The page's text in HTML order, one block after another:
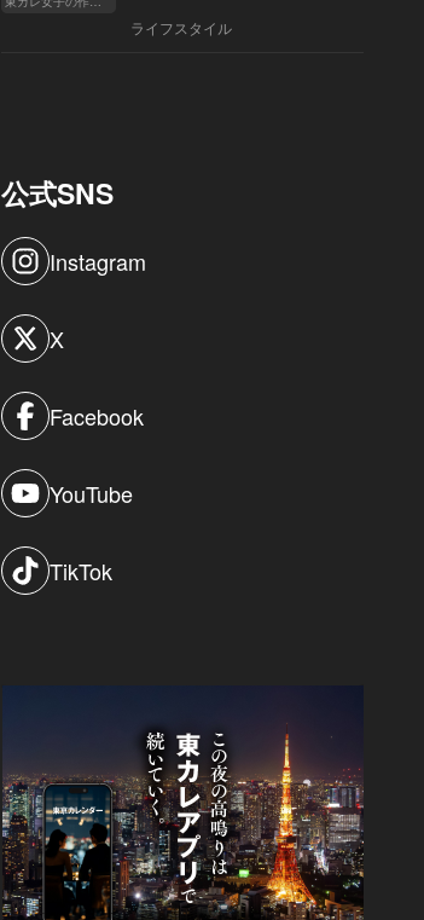
【受付終了】6/25 (木)『東カレBar』
開催決定！銀座の夜景を味方に、上
質な出会いを
#イベント
新宿』
トップ
ライフスタイル
公式SNS
Instagram
X
Facebook
YouTube
TikTok